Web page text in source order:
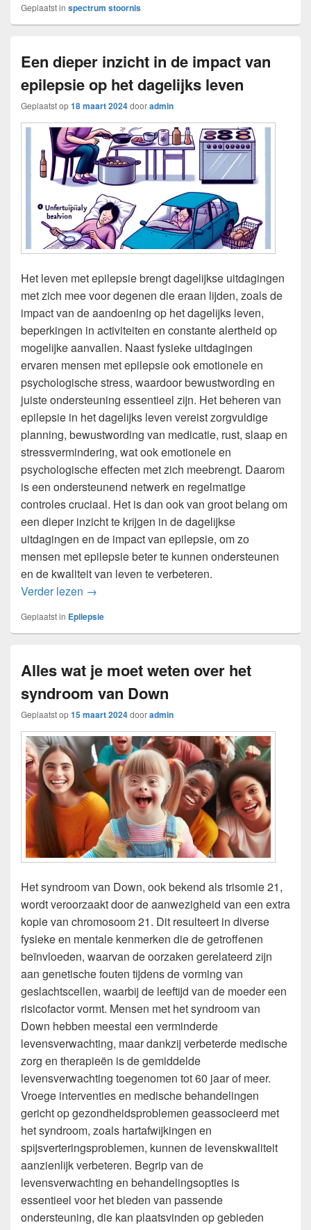
Geplaatst in spectrum stoornis
Een dieper inzicht in de impact van
epilepsie op het dagelijks leven
Geplaatst op18 maart 2024dooradmin
Het leven met epilepsie brengt dagelijkse uitdagingen
met zich mee voor degenen die eraan lijden, zoals de
impact van de aandoening op het dagelijks leven,
beperkingen in activiteiten en constante alertheid op
mogelijke aanvallen. Naast fysieke uitdagingen
ervaren mensen met epilepsie ook emotionele en
psychologische stress, waardoor bewustwording en
juiste ondersteuning essentieel zijn. Het beheren van
epilepsie in het dagelijks leven vereist zorgvuldige
planning, bewustwording van medicatie, rust, slaap en
stressvermindering, wat ook emotionele en
psychologische effecten met zich meebrengt. Daarom
is een ondersteunend netwerk en regelmatige
controles cruciaal. Het is dan ook van groot belang om
een dieper inzicht te krijgen in de dagelijkse
uitdagingen en de impact van epilepsie, om zo
mensen met epilepsie beter te kunnen ondersteunen
en de kwaliteit van leven te verbeteren.
Verder lezen Een dieper inzicht in de impact van epilepsie
→
Geplaatst in Epilepsie
Alles wat je moet weten over het
syndroom van Down
Geplaatst op15 maart 2024dooradmin
Het syndroom van Down, ook bekend als trisomie 21,
wordt veroorzaakt door de aanwezigheid van een extra
kopie van chromosoom 21. Dit resulteert in diverse
fysieke en mentale kenmerken die de getroffenen
beïnvloeden, waarvan de oorzaken gerelateerd zijn
aan genetische fouten tijdens de vorming van
geslachtscellen, waarbij de leeftijd van de moeder een
risicofactor vormt. Mensen met het syndroom van
Down hebben meestal een verminderde
levensverwachting, maar dankzij verbeterde medische
zorg en therapieën is de gemiddelde
levensverwachting toegenomen tot 60 jaar of meer.
Vroege interventies en medische behandelingen
gericht op gezondheidsproblemen geassocieerd met
het syndroom, zoals hartafwijkingen en
spijsverteringsproblemen, kunnen de levenskwaliteit
aanzienlijk verbeteren. Begrip van de
levensverwachting en behandelingsopties is
essentieel voor het bieden van passende
ondersteuning, die kan plaatsvinden op gebieden